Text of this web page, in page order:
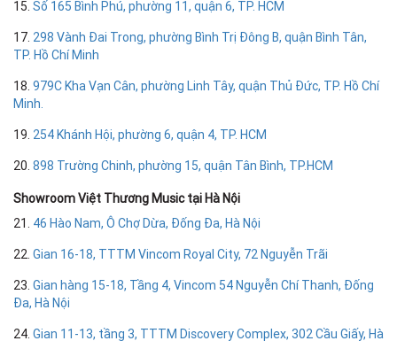
15. Số 165 Bình Phú, phường 11, quận 6, TP. HCM
17. 298 Vành Đai Trong, phường Bình Trị Đông B, quận Bình Tân,
TP. Hồ Chí Minh
18. 979C Kha Vạn Cân, phường Linh Tây, quận Thủ Đức, TP. Hồ Chí
Minh.
19. 254 Khánh Hội, phường 6, quận 4, TP. HCM
20. 898 Trường Chinh, phường 15, quận Tân Bình, TP.HCM
Showroom Việt Thương Music tại Hà Nội
21. 46 Hào Nam, Ô Chợ Dừa, Đống Đa, Hà Nội
22. Gian 16-18, TTTM Vincom Royal City, 72 Nguyễn Trãi
23. Gian hàng 15-18, Tầng 4, Vincom 54 Nguyễn Chí Thanh, Đống
Đa, Hà Nội
24. Gian 11-13, tầng 3, TTTM Discovery Complex, 302 Cầu Giấy, Hà